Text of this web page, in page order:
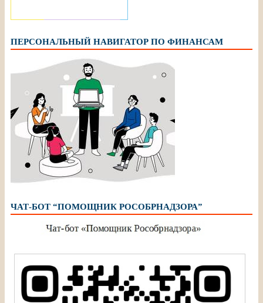
ПЕРСОНАЛЬНЫЙ НАВИГАТОР ПО ФИНАНСАМ
ЧАТ-БОТ “ПОМОЩНИК РОСОБРНАДЗОРА”